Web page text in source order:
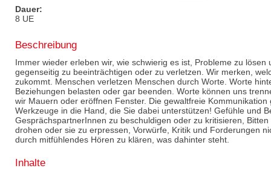
Dauer:
8 UE
Beschreibung
Immer wieder erleben wir, wie schwierig es ist, Probleme zu
gegenseitig zu beeinträchtigen oder zu verletzen. Wir merken,
zukommt. Menschen verletzen Menschen durch Worte. Worte
Beziehungen belasten oder gar beenden. Worte können uns
wir Mauern oder eröffnen Fenster. Die gewaltfreie
Werkzeuge in die Hand, die Sie dabei unterstützen! Gefühle und
GesprächspartnerInnen zu beschuldigen oder zu kritisieren,
drohen oder sie zu erpressen, Vorwürfe, Kritik und Forderungen
durch mitfühlendes Hören zu klären, was dahinter steht.
Inhalte